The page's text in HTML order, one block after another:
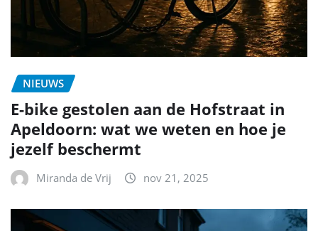
NIEUWS
E-bike gestolen aan de Hofstraat in
Apeldoorn: wat we weten en hoe je
jezelf beschermt
Miranda de Vrij nov 21, 2025